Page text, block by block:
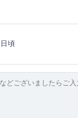
日頃